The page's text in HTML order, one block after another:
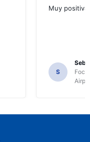
Muy positiva
S
Foco